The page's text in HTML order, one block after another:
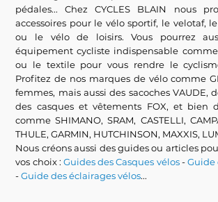
pédales... Chez CYCLES BLAIN nous
accessoires pour le vélo sportif, le velotaf,
ou le vélo de loisirs. Vous pourrez
équipement cycliste indispensable
ou le textile pour vous rendre le
Profitez de nos marques de vélo comme
femmes, mais aussi des sacoches VAUDE,
des casques et vêtements FOX, et bien
comme SHIMANO, SRAM, CASTELLI,
THULE, GARMIN, HUTCHINSON, MAXXIS,
Nous créons aussi des guides ou articles
vos choix :Guides des Casques vélos-Guide
-Guide des éclairages vélos...